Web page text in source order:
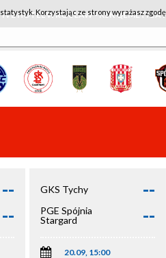
HOTEL WROCŁAW - KSK QEMETICA
--
--
GKS Tychy --
PGE Spójnia
Stargard
--
20.09, 15:00
Korzystając ze strony wyrażasz